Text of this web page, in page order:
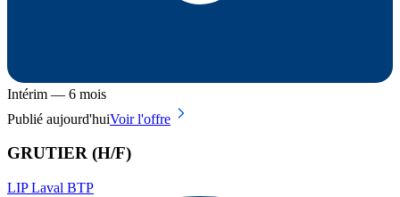
Intérim — 6 mois
Publié aujourd'huiVoir l'offre
GRUTIER (H/F)
LIP Laval BTP